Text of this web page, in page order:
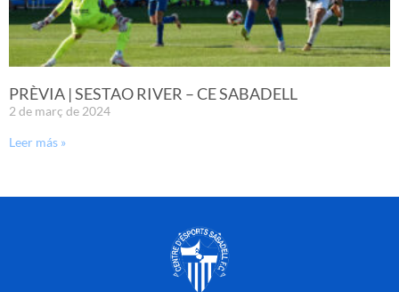
PRÈVIA | SESTAO RIVER – CE SABADELL
2 de març de 2024
Leer más »